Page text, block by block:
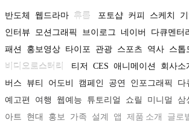
반도체 웹드라마 휴롬 포토샵 커피 스케치
인터뷰
모션그래픽 브이로그 네이버 다큐멘터
패션
홍보영상 타이포 관광 스포츠 역사 스톱
비디오로스터리
티저 CES 애니메이션 회사소
버스
뷰티 어도비 캠페인 공연 인포그래픽 다
예고편
여행 웹예능 튜토리얼 쇼릴 미니멀 삼
아트
현대 홍보 가족 설계 앱 제품 소개 글로